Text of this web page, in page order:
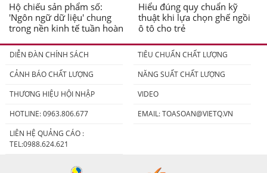
Hộ chiếu sản phẩm số:
'Ngôn ngữ dữ liệu' chung
trong nền kinh tế tuần hoàn
Hiểu đúng quy chuẩn kỹ
thuật khi lựa chọn ghế ngồi
ô tô cho trẻ
DIỄN ĐÀN CHÍNH SÁCH
TIÊU CHUẨN CHẤT LƯỢNG
CẢNH BÁO CHẤT LƯỢNG
NĂNG SUẤT CHẤT LƯỢNG
THƯƠNG HIỆU HỘI NHẬP
VIDEO
HOTLINE: 0963.806.677
EMAIL:TOASOAN@VIETQ.VN
LIÊN HỆ QUẢNG CÁO :
TEL:0988.624.621